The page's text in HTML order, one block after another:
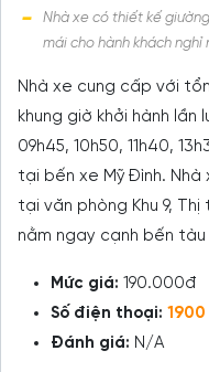
Nhà xe có thiết kế
mái cho hành khách nghỉ
Nhà xe cung cấp với
khung giờ khởi hành lần
09h45, 10h50, 11h40,
tại bến xe Mỹ Đình.
tại văn phòng Khu 9,
nằm ngay cạnh bến tàu
Mức giá: 190.000đ
Số điện thoại:
Đánh giá: N/A